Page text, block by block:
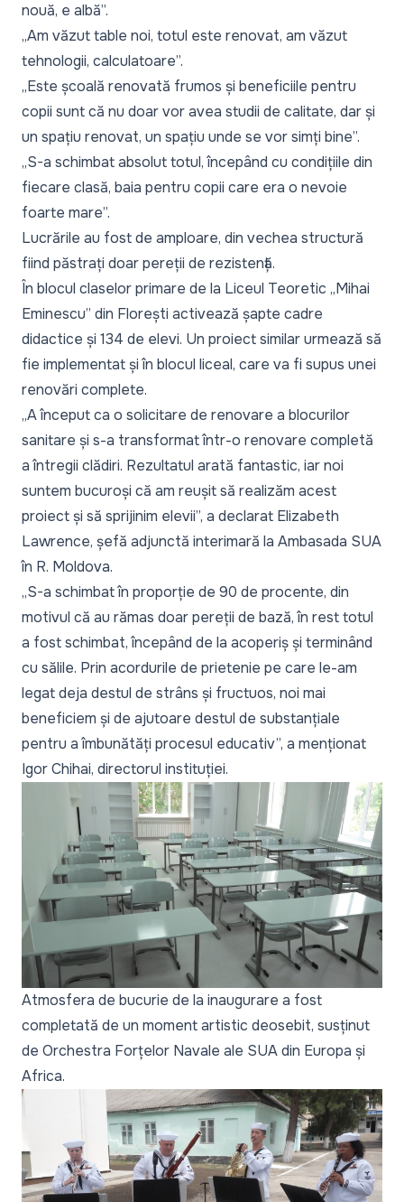
nouă, e albă”.
„Am văzut table noi, totul este renovat, am văzut
tehnologii, calculatoare”.
„Este școală renovată frumos și beneficiile pentru
copii sunt că nu doar vor avea studii de calitate, dar și
un spațiu renovat, un spațiu unde se vor simți bine”.
„S-a schimbat absolut totul, începând cu condițiile din
fiecare clasă, baia pentru copii care era o nevoie
foarte mare”.
Lucrările au fost de amploare, din vechea structură
fiind păstrați doar pereții de rezistență.
În blocul claselor primare de la Liceul Teoretic „Mihai
Eminescu” din Florești activează șapte cadre
didactice și 134 de elevi. Un proiect similar urmează să
fie implementat și în blocul liceal, care va fi supus unei
renovări complete.
„A început ca o solicitare de renovare a blocurilor
sanitare și s-a transformat într-o renovare completă
a întregii clădiri. Rezultatul arată fantastic, iar noi
suntem bucuroși că am reușit să realizăm acest
proiect și să sprijinim elevii”, a declarat Elizabeth
Lawrence, șefă adjunctă interimară la Ambasada SUA
în R. Moldova.
„S-a schimbat în proporție de 90 de procente, din
motivul că au rămas doar pereții de bază, în rest totul
a fost schimbat, începând de la acoperiș și terminând
cu sălile. Prin acordurile de prietenie pe care le-am
legat deja destul de strâns și fructuos, noi mai
beneficiem și de ajutoare destul de substanțiale
pentru a îmbunătăți procesul educativ”, a menționat
Igor Chihai, directorul instituției.
Atmosfera de bucurie de la inaugurare a fost
completată de un moment artistic deosebit, susținut
de Orchestra Forțelor Navale ale SUA din Europa și
Africa.